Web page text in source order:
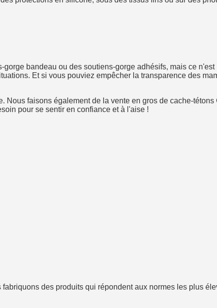
bandeau ou des soutiens-gorge adhésifs, mais ce
Et si vous pouviez empêcher la transparence des
faisons également de la vente en gros de cache-
pour se sentir en confiance et à l'aise !
des produits qui répondent aux normes les plus